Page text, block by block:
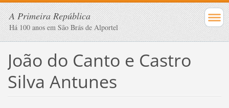
A Primeira República
Há 100 anos em São Brás de Alportel
João do Canto e Castro
Silva Antunes